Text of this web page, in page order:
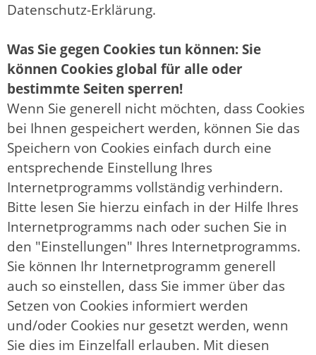
Datenschutz-Erklärung.
Was Sie gegen Cookies tun können: Sie
können Cookies global für alle oder
bestimmte Seiten sperren!
Wenn Sie generell nicht möchten, dass Cookies
bei Ihnen gespeichert werden, können Sie das
Speichern von Cookies einfach durch eine
entsprechende Einstellung Ihres
Internetprogramms vollständig verhindern.
Bitte lesen Sie hierzu einfach in der Hilfe Ihres
Internetprogramms nach oder suchen Sie in
den "Einstellungen" Ihres Internetprogramms.
Sie können Ihr Internetprogramm generell
auch so einstellen, dass Sie immer über das
Setzen von Cookies informiert werden
und/oder Cookies nur gesetzt werden, wenn
Sie dies im Einzelfall erlauben. Mit diesen